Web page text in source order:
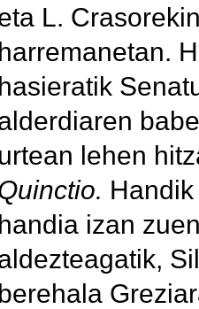
L.
harremanetan.
hasieratik
urtean lehen
handia izan
berehala